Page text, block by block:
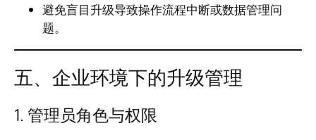
避免盲目升级导致操作流程中断或数据管理问
题。
五、企业环境下的升级管理
1. 管理员角色与权限